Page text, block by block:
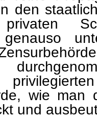
den
genauso
wie man
und